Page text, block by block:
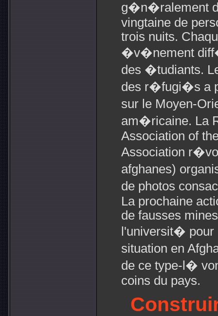
g�n�ralement
vingtaine de
trois nuits.
�v�nement
des �tudiants.
des r�fugi�s a
sur le Moyen-
am�ricaine. La
Association of
Association
afghanes)
de photos
La prochaine
de fausses
l'universit�
situation en
de ce type-l�
coins du pays.